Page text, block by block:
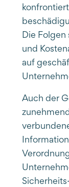
Die
und
auf
Auch der